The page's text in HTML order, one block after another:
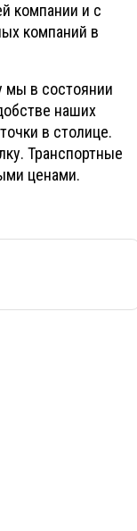
компании и с
компаний в
мы в состоянии
наших
в столице.
Транспортные
ценами.